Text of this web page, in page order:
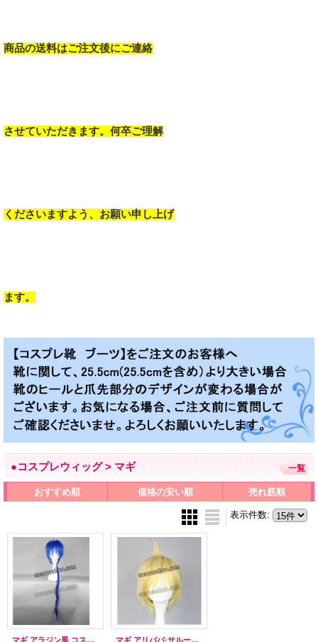
商品の送料はご注文後にご連絡
させていただきます。何卒ご理解
くださいますよう、お願い申し上げ
ます。
●コスプレウィッグ > マギ 一覧
おすすめ順 価格の安い順 売れ筋順
表示件数:
マギ アラジン風 コスプレウィッグ マギ アリババ·サルージャ風 コスプレウィッグ